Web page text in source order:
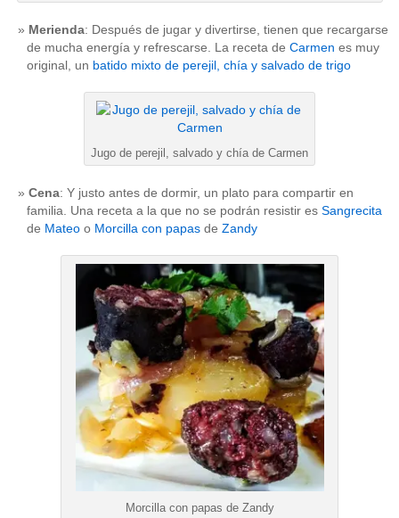
Merienda: Después de jugar y divertirse, tienen que recargarse
de mucha energía y refrescarse. La receta de Carmen es muy
original, un batido mixto de perejil, chía y salvado de trigo
Jugo de perejil, salvado y chía de Carmen
Cena: Y justo antes de dormir, un plato para compartir en
familia. Una receta a la que no se podrán resistir es Sangrecita
de Mateo o Morcilla con papas de Zandy
Morcilla con papas de Zandy